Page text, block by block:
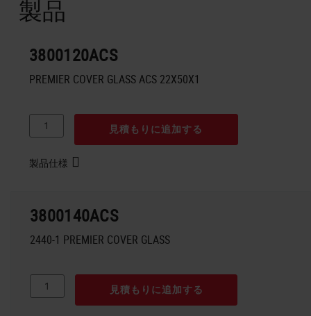
製品
3800120ACS
PREMIER COVER GLASS ACS 22X50X1
見積もりに追加する
製品仕様
3800140ACS
2440-1 PREMIER COVER GLASS
見積もりに追加する